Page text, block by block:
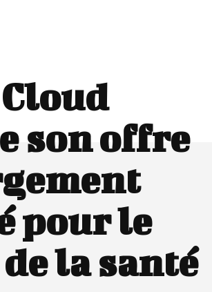
son offre
pour le
la santé